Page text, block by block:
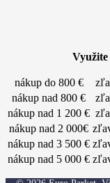
nákup do 800 €
nákup nad 800 €
nákup nad 1 200 €
nákup nad 2 000€
nákup nad 3 500 €
nákup nad 5 000 €